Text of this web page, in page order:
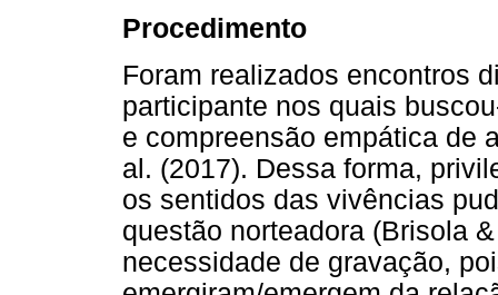
Procedimento
Foram realizados encontros
participante nos quais
e compreensão empática de
al. (2017). Dessa forma,
os sentidos das vivências
questão norteadora (Brisola
necessidade de gravação,